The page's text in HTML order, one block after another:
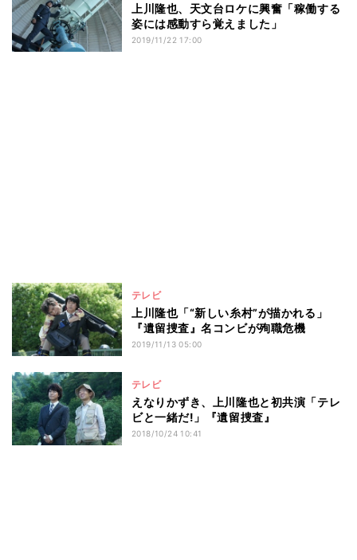
上川隆也、天文台ロケに興奮「稼働する
姿には感動すら覚えました」
2019/11/22 17:00
テレビ
上川隆也「“新しい糸村”が描かれる」
『遺留捜査』名コンビが殉職危機
2019/11/13 05:00
テレビ
えなりかずき、上川隆也と初共演「テレ
ビと一緒だ!」『遺留捜査』
2018/10/24 10:41